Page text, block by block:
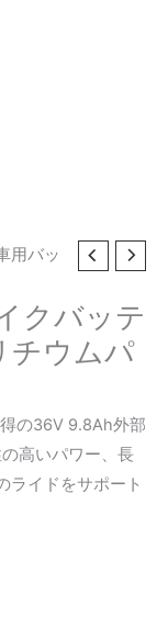
用バッ
クバッテ
チウムパ
の36V 9.8Ah外部
高いパワー、長
ライドをサポート